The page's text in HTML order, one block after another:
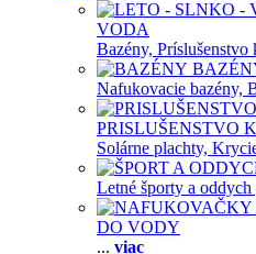
VODA
Bazény, Príslušenstvo
Nafukovacie bazény,
PRISLUŠENSTVO
Solárne plachty,
Letné športy a oddych
DO VODY
... viac